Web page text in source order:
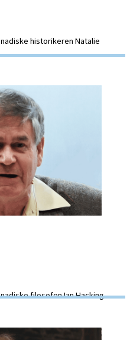
historikeren Natalie
filosofen Ian Hacking.